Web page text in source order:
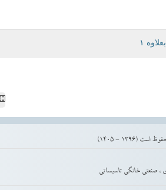
، صنعتی خانگی تاسیساتی